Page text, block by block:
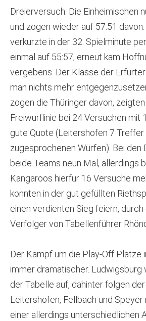
Dreierversuch. Die Einheimischen
und zogen wieder auf 57:51 davon.
verkürzte in der 32. Spielminute
einmal auf 55:57, erneut kam
vergebens. Der Klasse der
man nichts mehr
zogen die Thüringer davon,
Freiwurflinie bei 24 Versuchen mit
gute Quote (Leitershofen 7 Treffer
zugesprochenen Würfen). Bei den
beide Teams neun Mal, allerdings
Kangaroos hierfür 16 Versuche
konnten in der gut gefüllten
einen verdienten Sieg feiern,
Verfolger von Tabellenführer
Der Kampf um die Play-Off Plätze
immer dramatischer. Ludwigsburg
der Tabelle auf, dahinter folgen der
Leitershofen, Fellbach und Speyer
einer allerdings unterschiedlichen